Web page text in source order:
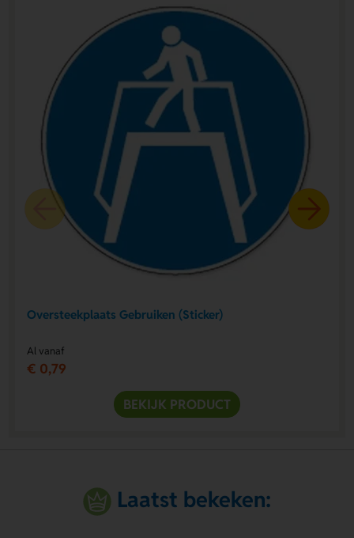
Oversteekplaats Gebruiken (Sticker)
Al vanaf
€ 0,79
BEKIJK PRODUCT
Laatst bekeken: